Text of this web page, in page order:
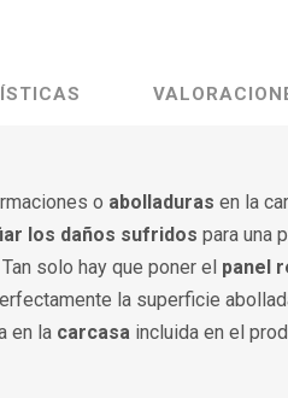
o abolladuras en la
los daños sufridos para una
Tan solo hay que poner el panel
la superficie
en la carcasa incluida en el